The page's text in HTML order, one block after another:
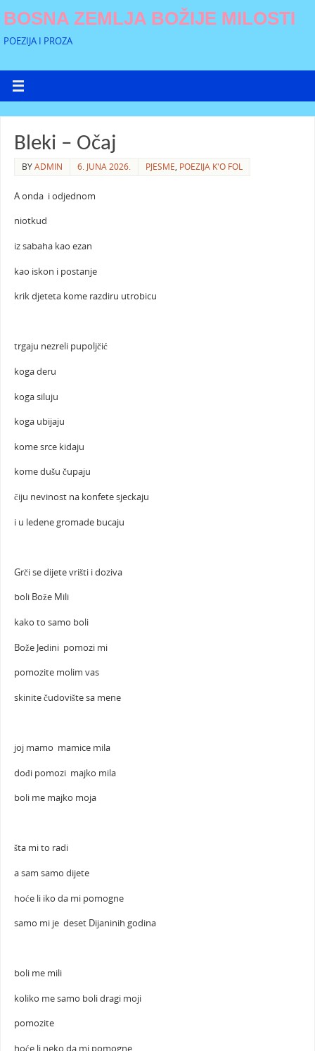
BOSNA ZEMLJA BOŽIJE MILOSTI
POEZIJA I PROZA
Bleki – Očaj
BYADMIN 6. JUNA 2026. PJESME, POEZIJA K'O FOL
A onda i odjednom
niotkud
iz sabaha kao ezan
kao iskon i postanje
krik djeteta kome razdiru utrobicu
trgaju nezreli pupoljčić
koga deru
koga siluju
koga ubijaju
kome srce kidaju
kome dušu čupaju
čiju nevinost na konfete sjeckaju
i u ledene gromade bucaju
Grči se dijete vrišti i doziva
boli Bože Mili
kako to samo boli
Bože Jedini pomozi mi
pomozite molim vas
skinite čudovište sa mene
joj mamo mamice mila
dođi pomozi majko mila
boli me majko moja
šta mi to radi
a sam samo dijete
hoće li iko da mi pomogne
samo mi je deset Dijaninih godina
boli me mili
koliko me samo boli dragi moji
pomozite
hoće li neko da mi pomogne